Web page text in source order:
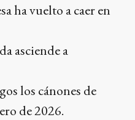
ha vuelto a caer en
asciende a
los cánones de
de 2026.